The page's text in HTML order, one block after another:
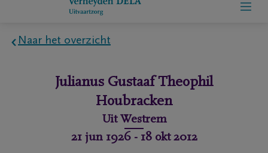
Naar het overzicht
Julianus Gustaaf Theophil
Houbracken
Uit Westrem
21 jun 1926- 18 okt 2012